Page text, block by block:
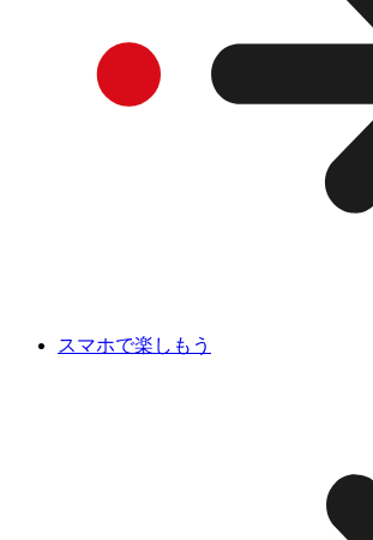
スマホで楽しもう